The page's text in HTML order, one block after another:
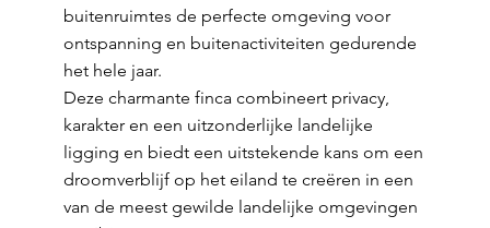
buitenruimtes de perfecte omgeving voor
ontspanning en buitenactiviteiten gedurende
het hele jaar.
Deze charmante finca combineert privacy,
karakter en een uitzonderlijke landelijke
ligging en biedt een uitstekende kans om een
droomverblijf op het eiland te creëren in een
van de meest gewilde landelijke omgevingen